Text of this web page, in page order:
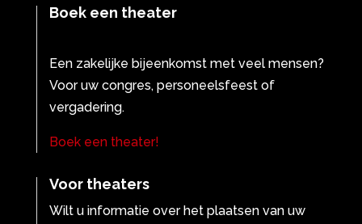
Boek een theater
Een zakelijke bijeenkomst met veel mensen?
Voor uw congres, personeelsfeest of
vergadering.
Boek een theater!
Voor theaters
Wilt u informatie over het plaatsen van uw